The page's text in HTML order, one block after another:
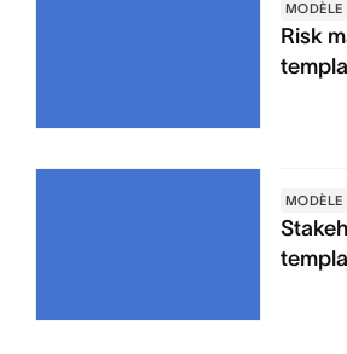
MODÈLE
Risk
MODÈLE